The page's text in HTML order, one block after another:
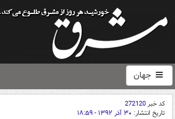
جهان
کد خبر272120
تاریخ انتشار: ۳۰ آذر ۱۳۹۲ - ۱۸:۵۹